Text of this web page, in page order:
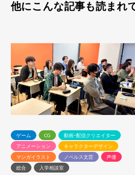
他にこんな記事も読まれ
ゲーム CG
動画・配信クリエイター
アニメーション
キャラクターデザイン
マンガイラスト
ノベルス文芸
声優
総合
入学相談室